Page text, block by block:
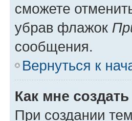
сможете
убрав флажок
сообщения.
Вернуться к
Как мне
При создании